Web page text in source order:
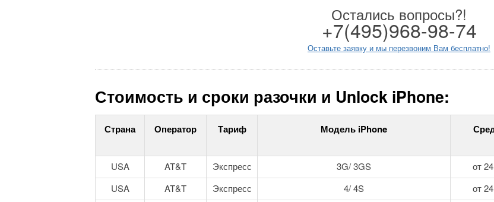
Остались вопросы?!
+7(495)968-98-74
Оставьте заявку и мы перезвоним Вам бесплатно!
Стоимость и сроки разочки и Unlock iPhone:
Страна Оператор Тариф Модель iPhone
USA AT&T Экспресс 3G/ 3GS от
USA AT&T Экспресс 4/ 4S от